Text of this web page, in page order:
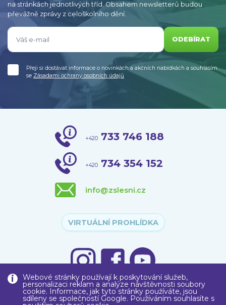
Webové stránky používají k poskytování služeb,
personalizaci reklam a analýze návštěvnosti soubory
cookie. Informace, jak tyto stránky používáte, jsou
sdíleny se společností Google. Používáním souhlasíte s
na stránkách jednotlivých tříd. Obsahem newsletterů budou
převážně zprávy z celoškolního dění.
ODEBÍRAT
Přeji si dostávat informace o novinkách a akčních nabídkách a souhlasím
se Zásadami ochrany osobních údajů
+420 733 746 188
+420 734 354 152
info@zslesni.cz
VIRTUÁLNÍ PROHLÍDKA